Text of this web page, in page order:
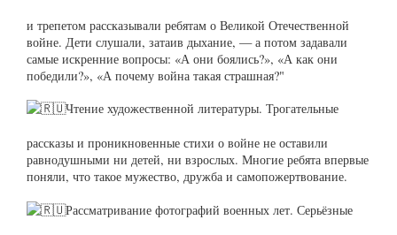
и трепетом рассказывали ребятам о Великой Отечественной
войне. Дети слушали, затаив дыхание, — а потом задавали
самые искренние вопросы: «А они боялись?», «А как они
победили?», «А почему война такая страшная?"
Чтение художественной литературы. Трогательные
рассказы и проникновенные стихи о войне не оставили
равнодушными ни детей, ни взрослых. Многие ребята впервые
поняли, что такое мужество, дружба и самопожертвование.
Рассматривание фотографий военных лет. Серьёзные